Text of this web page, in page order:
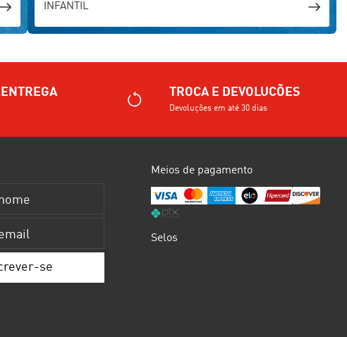
INFANTIL
TROCA E DEVOLUCÕES
Devoluções em até 30 dias
Meios de pagamento
Selos